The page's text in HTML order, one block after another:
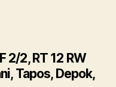
2/2, RT 12 RW
Tapos, Depok,